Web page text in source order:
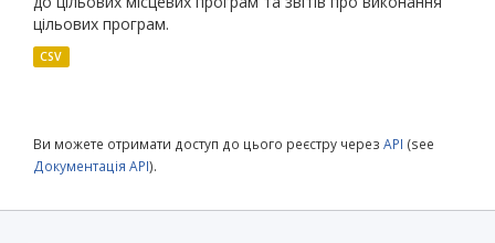
цільових програм.
CSV
Ви можете отримати доступ до цього реєстру через API (see
Документація API).